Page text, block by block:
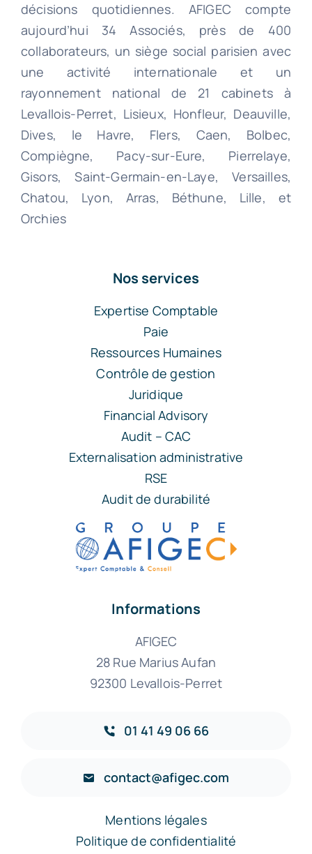
décisions quotidiennes. AFIGEC compte
aujourd’hui 34 Associés, près de 400
collaborateurs, un siège social parisien avec
une activité internationale et un
rayonnement national de 21 cabinets à
Levallois-Perret, Lisieux, Honfleur, Deauville,
Dives, le Havre, Flers, Caen, Bolbec,
Compiègne, Pacy-sur-Eure, Pierrelaye,
Gisors, Saint-Germain-en-Laye, Versailles,
Chatou, Lyon, Arras, Béthune, Lille, et
Orchies
Nos services
Expertise Comptable
Paie
Ressources Humaines
Contrôle de gestion
Juridique
Financial Advisory
Audit – CAC
Externalisation administrative
RSE
Audit de durabilité
Informations
AFIGEC
28 Rue Marius Aufan
92300 Levallois-Perret
01 41 49 06 66
contact@afigec.com
Mentions légales
Politique de confidentialité